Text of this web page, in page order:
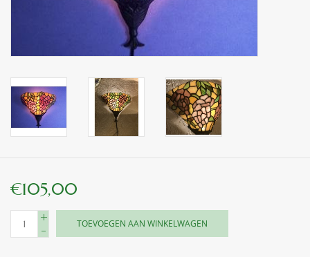
binnen en of buiten.
ANTIEK , Curiosa en
Replica's
Cadeau artikelen
Winkel decoratie
€105,00
+
-
TOEVOEGEN AAN WINKELWAGEN